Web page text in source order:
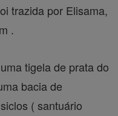
trazida por Elisama,
.
tigela de prata do
bacia de
( santuário